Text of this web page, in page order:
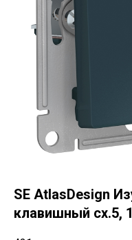
SE AtlasDesign
клавишный сх.5,